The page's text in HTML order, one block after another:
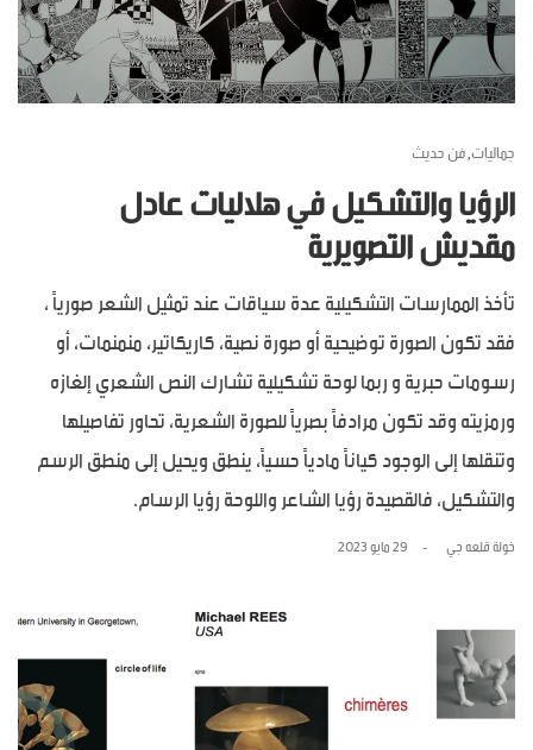
جماليات,فن حديث
الرؤيا والتشكيل في هلاليات عادل
مقديش التصويرية
تأخذ الممارسات التشكيلية عدة سياقات عند تمثيل الشعر صورياً ،
فقد تكون الصورة توضيحية أو صورة نصية، كاريكاتير، منمنمات، أو
رسومات حبرية و ربما لوحة تشكيلية تشارك النص الشعري إلغازه
ورمزيته وقد تكون مرادفاً بصرياً للصورة الشعرية، تحاور تفاصيلها
وتنقلها إلى الوجود كياناً مادياً حسياً، ينطق ويحيل إلى منطق الرسم
والتشكيل، فالقصيدة رؤيا الشاعر واللوحة رؤيا الرسام.
خولة قلعه جي 29 مايو 2023